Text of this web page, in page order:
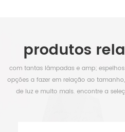
produtos
com tantas lâmpadas e amp;
opções a fazer em relação ao
de luz e muito mais. encontre a